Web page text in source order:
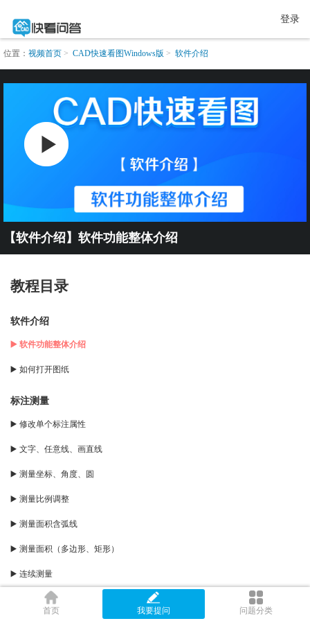
登录
位置： 视频首页 CAD快速看图Windows版 软件介绍
【软件介绍】软件功能整体介绍
教程目录
软件介绍
▶️ 软件功能整体介绍
▶️ 如何打开图纸
标注测量
▶️ 修改单个标注属性
▶️ 文字、任意线、画直线
▶️ 测量坐标、角度、圆
▶️ 测量比例调整
▶️ 测量面积含弧线
▶️ 测量面积（多边形、矩形）
▶️ 连续测量
▶️ 点到直线距离
首页 我要提问 问题分类